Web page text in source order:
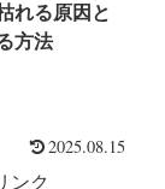
れる原因と
方法
2025.08.15
ンク